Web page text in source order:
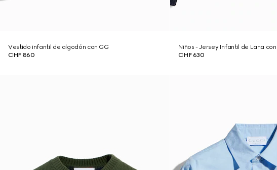
Vestido infantil de algodón con GG
CHF 860
Niños - Jersey Infantil de Lana
CHF 630